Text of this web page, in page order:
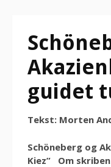
guidet
Tekst: Morten
Schöneberg og
Kiez”
Om